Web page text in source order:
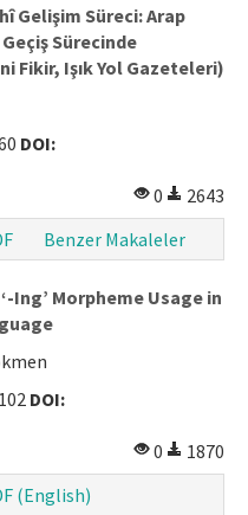
Gelişim Süreci: Arap
Sürecinde
Fikir, Işık Yol Gazeteleri)
DOI:
0
2643
Benzer Makaleler
Ing’ Morpheme Usage in
DOI:
0
1870
(English)